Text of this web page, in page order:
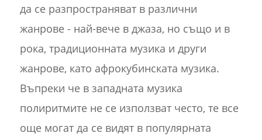
да се разпространяват в различни
жанрове - най-вече в джаза, но също и в
рока, традиционната музика и други
жанрове, като афрокубинската музика.
Въпреки че в западната музика
полиритмите не се използват често, те все
още могат да се видят в популярната